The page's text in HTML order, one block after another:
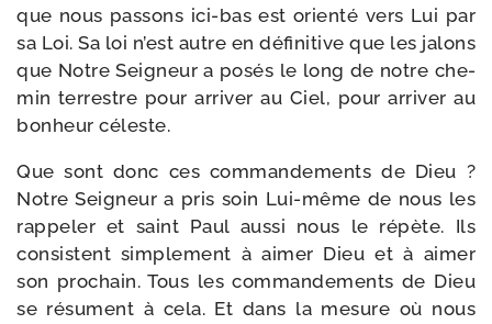
que nous pas­sons ici-​bas est orien­té vers Lui par
sa Loi. Sa loi n’est autre en défi­ni­tive que les jalons
que Notre Seigneur a posés le long de notre che­
min ter­restre pour arri­ver au Ciel, pour arri­ver au
bon­heur céleste.
Que sont donc ces com­man­de­ments de Dieu ?
Notre Seigneur a pris soin Lui-​même de nous les
rap­pe­ler et saint Paul aus­si nous le répète. Ils
consistent sim­ple­ment à aimer Dieu et à aimer
son pro­chain. Tous les com­man­de­ments de Dieu
se résument à cela. Et dans la mesure où nous